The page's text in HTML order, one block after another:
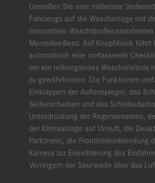
Genießen Sie eine mühelose
Fahrzeugs auf die Waschanlage mit
innovativen Waschstraßenassistenten
Mercedes-Benz. Auf Knopfdruck führt
automatisch eine umfassende
um ein reibungsloses Wascherlebnis
zu gewährleisten. Die Funktionen
Einklappen der Außenspiegel, das
Seitenscheiben und des
Unterdrückung der Regensensoren,
der Klimaanlage auf Umluft, die
Parktronic, die Frontbildeinblendung
Kamera zur Erleichterung des
Verringern der Spurweite über das